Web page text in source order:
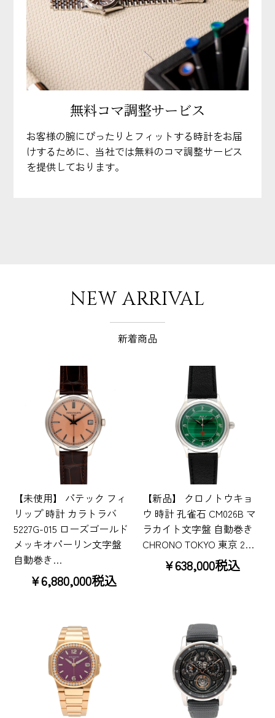
無料コマ調整サービス
お客様の腕にぴったりとフィットする時計をお届
けするために、当社では無料のコマ調整サービス
を提供しております。
NEW ARRIVAL
新着商品
【未使用】 パテック フィ
リップ 時計 カラトラバ
5227G-015 ローズゴールド
メッキオパーリン文字盤
自動巻き…
¥6,880,000税込
【新品】 クロノトウキョ
ウ 時計 孔雀石 CM026B マ
ラカイト文字盤 自動巻き
CHRONO TOKYO 東京 2…
¥638,000税込